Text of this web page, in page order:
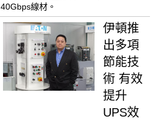
40Gbps線材。
伊頓推
出多項
節能技
術 有效
提升
UPS效